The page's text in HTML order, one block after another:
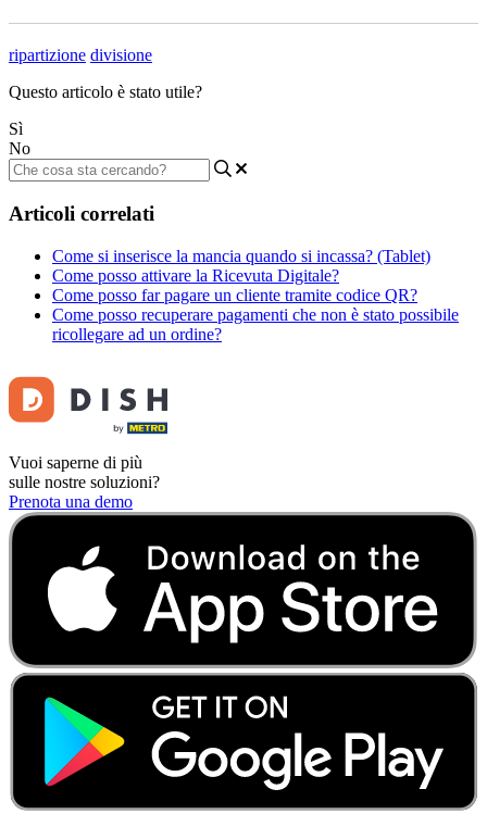
ripartizione divisione
Questo articolo è stato utile?
Sì
No
Articoli correlati
Come si inserisce la mancia quando si incassa? (Tablet)
Come posso attivare la Ricevuta Digitale?
Come posso far pagare un cliente tramite codice QR?
Come posso recuperare pagamenti che non è stato possibile
ricollegare ad un ordine?
Vuoi saperne di più
sulle nostre soluzioni?
Prenota una demo